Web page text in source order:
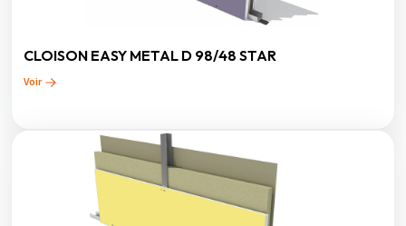
CLOISON EASY METAL D 98/48 STAR
Voir